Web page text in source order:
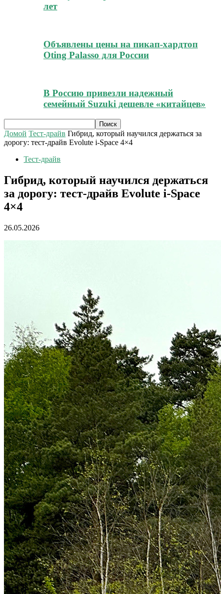
лет
Объявлены цены на пикап-хардтоп
Oting Palasso для России
В Россию привезли надежный
семейный Suzuki дешевле «китайцев»
Домой Тест-драйв Гибрид, который научился держаться за
дорогу: тест-драйв Evolute i-Space 4×4
Тест-драйв
Гибрид, который научился держаться
за дорогу: тест-драйв Evolute i-Space
4×4
26.05.2026